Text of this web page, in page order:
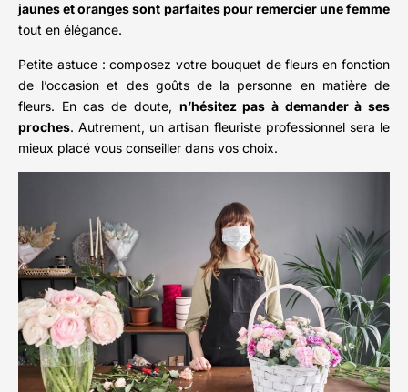
jaunes et oranges sont parfaites pour remercier une femme
tout en élégance.
Petite astuce : composez votre bouquet de fleurs en fonction
de l’occasion et des goûts de la personne en matière de
fleurs. En cas de doute, n’hésitez pas à demander à ses
proches. Autrement, un artisan fleuriste professionnel sera le
mieux placé vous conseiller dans vos choix.